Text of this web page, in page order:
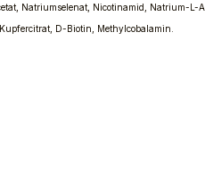
Natriumselenat, Nicotinamid, Natrium-L-
D-Biotin, Methylcobalamin.